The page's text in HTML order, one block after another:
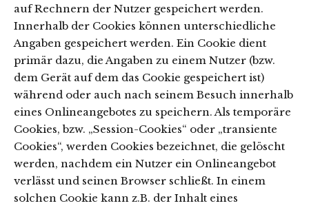
auf Rechnern der Nutzer gespeichert werden.
Innerhalb der Cookies können unterschiedliche
Angaben gespeichert werden. Ein Cookie dient
primär dazu, die Angaben zu einem Nutzer (bzw.
dem Gerät auf dem das Cookie gespeichert ist)
während oder auch nach seinem Besuch innerhalb
eines Onlineangebotes zu speichern. Als temporäre
Cookies, bzw. „Session-Cookies“ oder „transiente
Cookies“, werden Cookies bezeichnet, die gelöscht
werden, nachdem ein Nutzer ein Onlineangebot
verlässt und seinen Browser schließt. In einem
solchen Cookie kann z.B. der Inhalt eines